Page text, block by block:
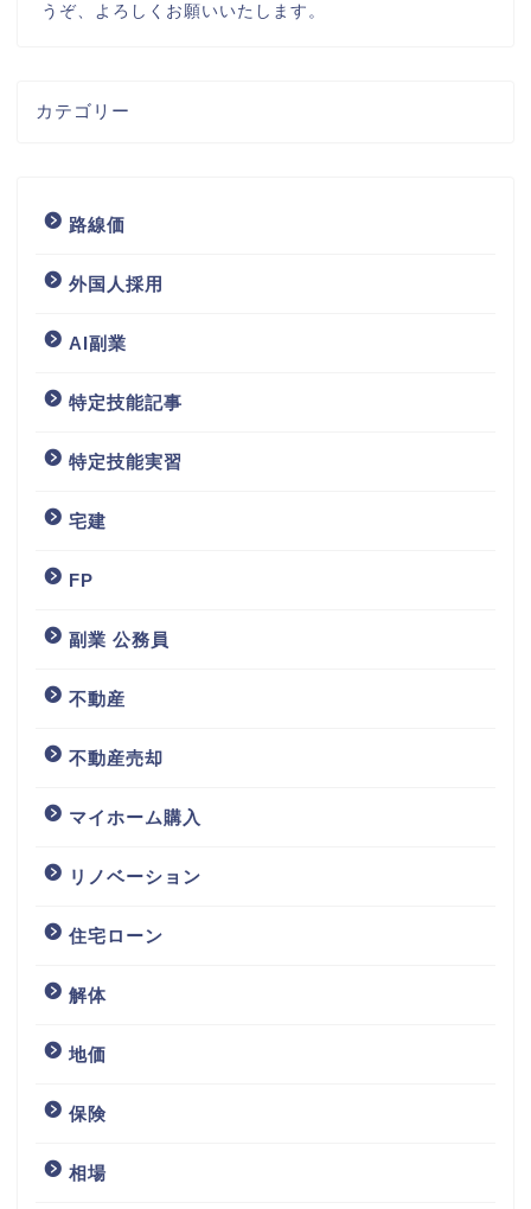
うぞ、よろしくお願いいたします。
カテゴリー
路線価
外国人採用
AI副業
特定技能記事
特定技能実習
宅建
FP
副業 公務員
不動産
不動産売却
マイホーム購入
リノベーション
住宅ローン
解体
地価
保険
相場